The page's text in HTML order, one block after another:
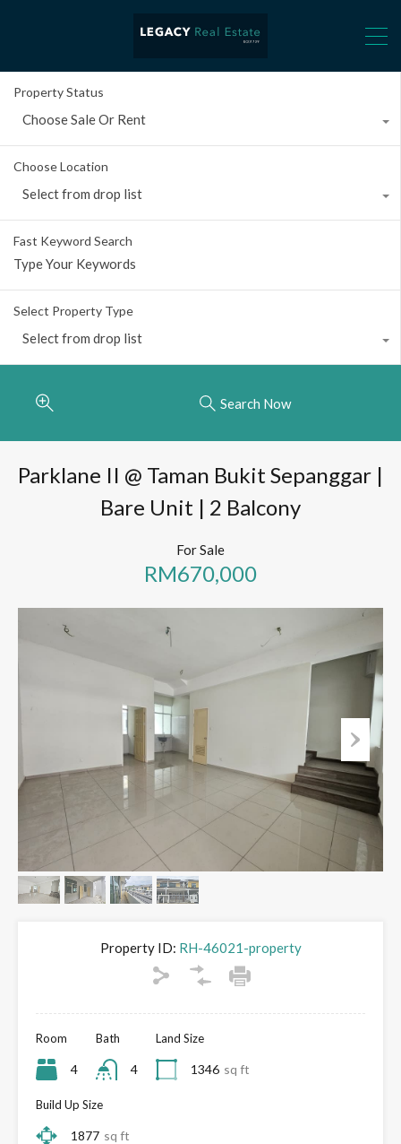
Property Status
Choose Sale Or Rent
Choose Location
Select from drop list
Fast Keyword Search
Select Property Type
Select from drop list
Search Now
Parklane II @ Taman Bukit Sepanggar |
Bare Unit | 2 Balcony
For Sale
RM670,000
Property ID: RH-46021-property
Room
4
Bath
4
Land Size
1346 sq ft
Build Up Size
1877 sq ft